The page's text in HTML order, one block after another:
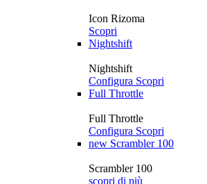
Icon Rizoma
Scopri
Nightshift
Nightshift
Configura Scopri
Full Throttle
Full Throttle
Configura Scopri
new Scrambler 100
Scrambler 100
scopri di più